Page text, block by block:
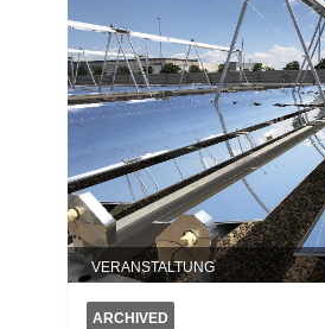
VERANSTALTUNG
ARCHIVED